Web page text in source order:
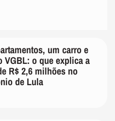
um carro e
VGBL: o que explica a
R$ 2,6 milhões no
de Lula